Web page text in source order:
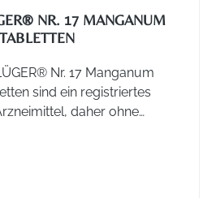
NR. 17 MANGANUM
Nr. 17 Manganum
sind ein registriertes
daher ohne
Indikation.